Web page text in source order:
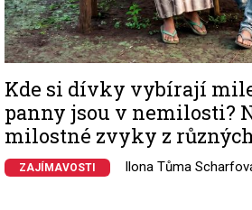
Kde si dívky vybírají
panny jsou v nemilosti?
milostné zvyky z
ZAJÍMAVOSTI Ilona Tůma